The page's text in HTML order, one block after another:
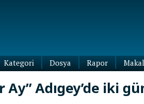
Kategori
Dünya
Dosya Rapor
Ay” Adıgey’de iki